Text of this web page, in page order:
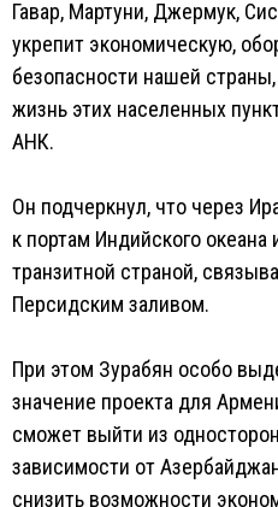
Гавар, Мартуни, Джермук,
укрепит экономическую,
безопасности нашей
жизнь этих населенных
АНК.
Он подчеркнул, что через
к портам Индийского океана
транзитной страной,
Персидским заливом.
При этом Зурабян особо
значение проекта для
сможет выйти из
зависимости от
снизить возможности